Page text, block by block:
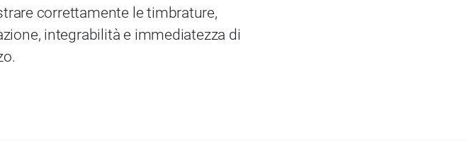
correttamente le timbrature,
integrabilità e immediatezza di